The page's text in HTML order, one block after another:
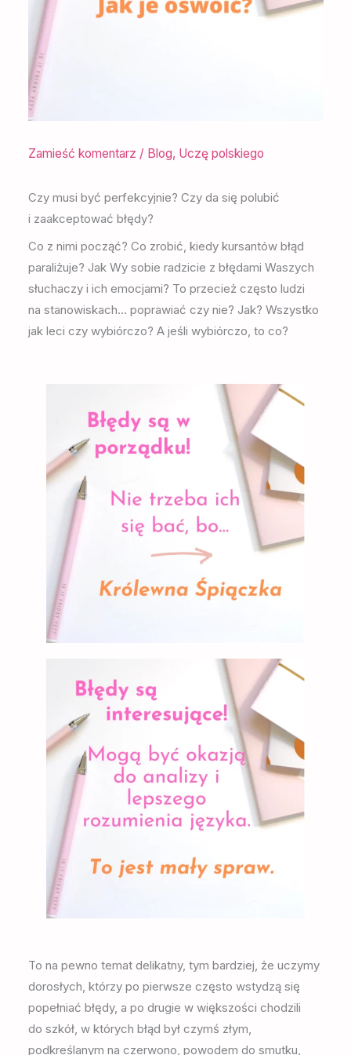
Zamieść komentarz / Blog, Uczę polskiego
Czy musi być perfekcyjnie? Czy da się polubić
i zaakceptować błędy?
Co z nimi począć? Co zrobić, kiedy kursantów błąd
paraliżuje? Jak Wy sobie radzicie z błędami Waszych
słuchaczy i ich emocjami? To przecież często ludzi
na stanowiskach… poprawiać czy nie? Jak? Wszystko
jak leci czy wybiórczo? A jeśli wybiórczo, to co?
To na pewno temat delikatny, tym bardziej, że uczymy
dorosłych, którzy po pierwsze często wstydzą się
popełniać błędy, a po drugie w większości chodzili
do szkół, w których błąd był czymś złym,
podkreślanym na czerwono, powodem do smutku,